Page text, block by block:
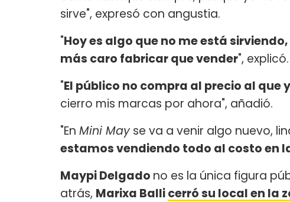
sirve", expresó con angustia.
"Hoy es algo que no me está
más caro fabricar que vender", explicó.
"El público no compra al precio al que
cierro mis marcas por ahora", añadió.
"En Mini Mayse va a venir algo nuevo,
estamos vendiendo todo al costo en
Maypi Delgado no es la única figura
atrás, Marixa Ballicerró su local en la